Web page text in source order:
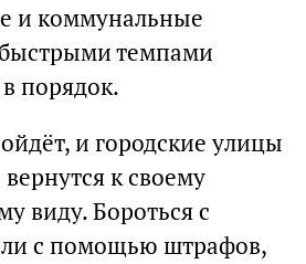
и коммунальные
темпами
порядок.
и городские улицы
к своему
виду. Бороться с
с помощью штрафов,